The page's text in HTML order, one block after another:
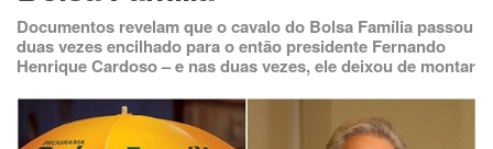
Documentos revelam que o cavalo do Bolsa Família passou
duas vezes encilhado para o então presidente Fernando
Henrique Cardoso – e nas duas vezes, ele deixou de montar